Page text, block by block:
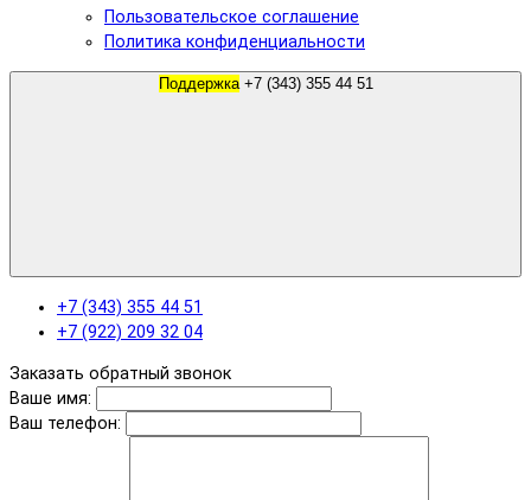
Пользовательское соглашение
Политика конфиденциальности
Поддержка +7 (343) 355 44 51
+7 (343) 355 44 51
+7 (922) 209 32 04
Заказать обратный звонок
Ваше имя:
Ваш телефон: